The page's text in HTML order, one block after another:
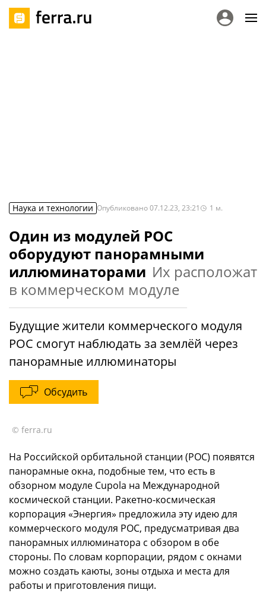
Наука и технологии Опубликовано07.12.23, 23:21 1 м.
Один из модулей РОС
оборудуют панорамными
иллюминаторами Их расположат
в коммерческом модуле
Будущие жители коммерческого модуля
РОС смогут наблюдать за землёй через
панорамные иллюминаторы
Обсудить
© ferra.ru
На Российской орбитальной станции (РОС) появятся
панорамные окна, подобные тем, что есть в
обзорном модуле Cupola на Международной
космической станции. Ракетно-космическая
корпорация «Энергия» предложила эту идею для
коммерческого модуля РОС, предусматривая два
панорамных иллюминатора с обзором в обе
стороны. По словам корпорации, рядом с окнами
можно создать каюты, зоны отдыха и места для
работы и приготовления пищи.